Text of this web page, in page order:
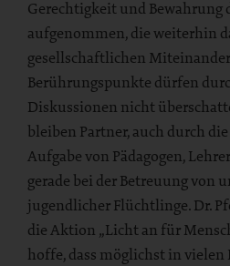
Gerechtigkeit und Bewahrung
aufgenommen, die weiterhin
gesellschaftlichen
Berührungspunkte dürfen
Diskussionen nicht
bleiben Partner, auch durch
Aufgabe von Pädagogen,
gerade bei der Betreuung von
jugendlicher Flüchtlinge. Dr.
die Aktion „Licht an für
hoffe, dass möglichst in vielen